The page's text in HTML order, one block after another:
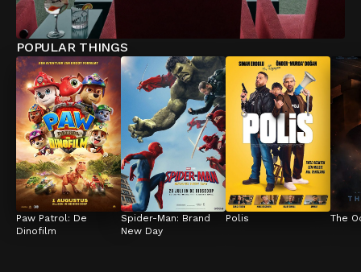
POPULAR THINGS
Paw Patrol: De
Dinofilm
Spider-Man: Brand
New Day
Polis The